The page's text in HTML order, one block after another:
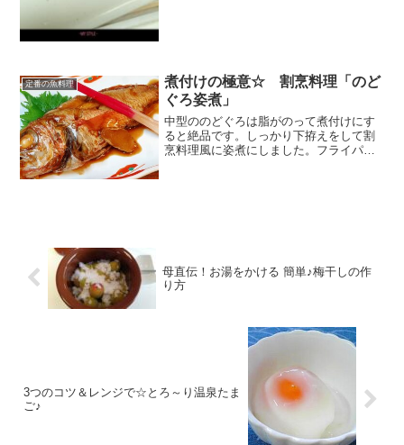
定番の魚料理
煮付けの極意☆ 割烹料理「のど
ぐろ姿煮」
中型ののどぐろは脂がのって煮付けにす
ると絶品です。しっかり下拵えをして割
烹料理風に姿煮にしました。フライパン
母直伝！お湯をかける 簡単♪梅干しの作
り方
3つのコツ＆レンジで☆とろ～り温泉たま
ご♪